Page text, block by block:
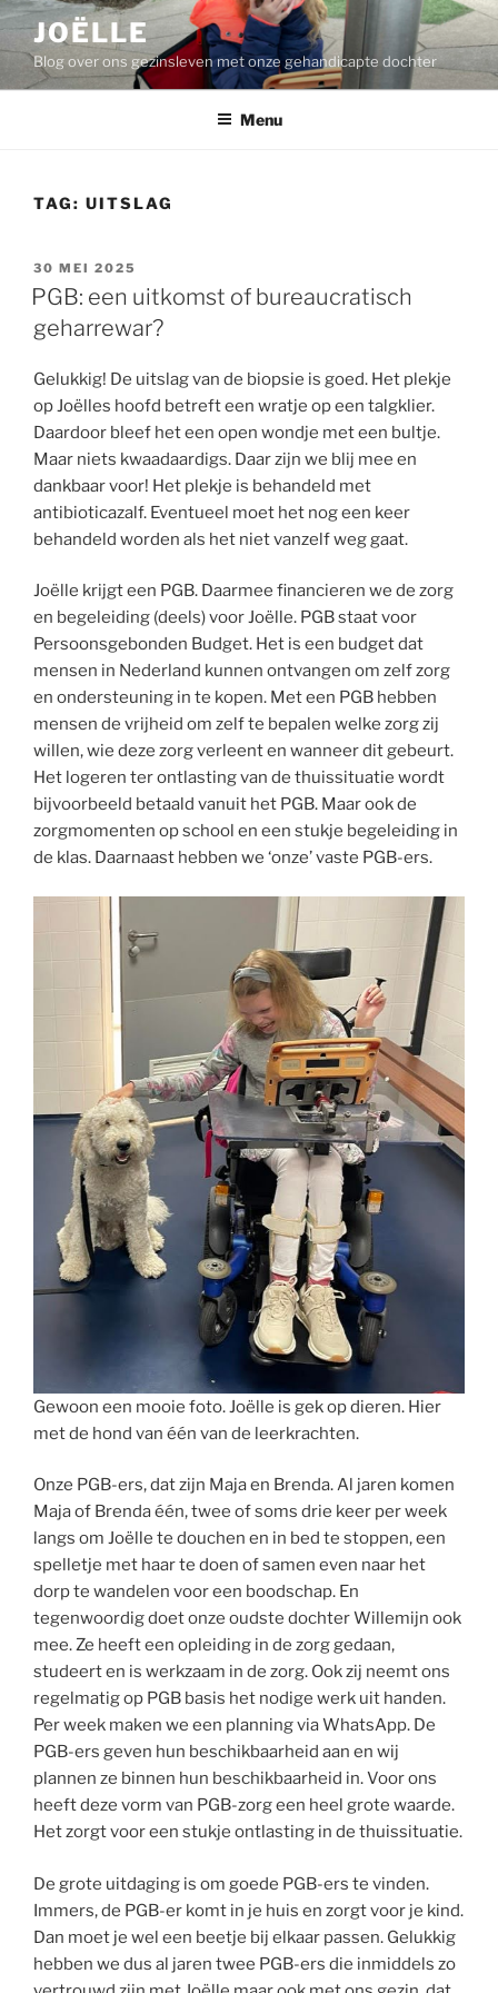
Ga
inhoud
JOËLLE
Blog over ons gezinsleven met onze gehandicapte dochter
Menu
TAG: UITSLAG
GEPLAATST
OP
30 MEI 2025
PGB: een uitkomst of bureaucratisch
geharrewar?
Gelukkig! De uitslag van de biopsie is goed. Het plekje
op Joëlles hoofd betreft een wratje op een talgklier.
Daardoor bleef het een open wondje met een bultje.
Maar niets kwaadaardigs. Daar zijn we blij mee en
dankbaar voor! Het plekje is behandeld met
antibioticazalf. Eventueel moet het nog een keer
behandeld worden als het niet vanzelf weg gaat.
Joëlle krijgt een PGB. Daarmee financieren we de zorg
en begeleiding (deels) voor Joëlle. PGB staat voor
Persoonsgebonden Budget. Het is een budget dat
mensen in Nederland kunnen ontvangen om zelf zorg
en ondersteuning in te kopen. Met een PGB hebben
mensen de vrijheid om zelf te bepalen welke zorg zij
willen, wie deze zorg verleent en wanneer dit gebeurt.
Het logeren ter ontlasting van de thuissituatie wordt
bijvoorbeeld betaald vanuit het PGB. Maar ook de
zorgmomenten op school en een stukje begeleiding in
de klas. Daarnaast hebben we ‘onze’ vaste PGB-ers.
Gewoon een mooie foto. Joëlle is gek op dieren. Hier
met de hond van één van de leerkrachten.
Onze PGB-ers, dat zijn Maja en Brenda. Al jaren komen
Maja of Brenda één, twee of soms drie keer per week
langs om Joëlle te douchen en in bed te stoppen, een
spelletje met haar te doen of samen even naar het
dorp te wandelen voor een boodschap. En
tegenwoordig doet onze oudste dochter Willemijn ook
mee. Ze heeft een opleiding in de zorg gedaan,
studeert en is werkzaam in de zorg. Ook zij neemt ons
regelmatig op PGB basis het nodige werk uit handen.
Per week maken we een planning via WhatsApp. De
PGB-ers geven hun beschikbaarheid aan en wij
plannen ze binnen hun beschikbaarheid in. Voor ons
heeft deze vorm van PGB-zorg een heel grote waarde.
Het zorgt voor een stukje ontlasting in de thuissituatie.
De grote uitdaging is om goede PGB-ers te vinden.
Immers, de PGB-er komt in je huis en zorgt voor je kind.
Dan moet je wel een beetje bij elkaar passen. Gelukkig
hebben we dus al jaren twee PGB-ers die inmiddels zo